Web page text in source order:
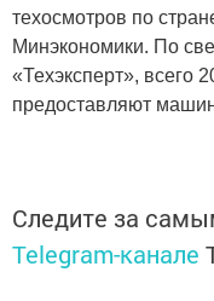
техосмотров по
Минэкономики. По
«Техэксперт», всего
предоставляют
Следите за
Telegram-канале